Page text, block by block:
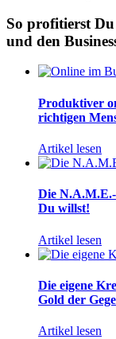
So profitierst
und den
Produktiver
richtigen
Artikel lesen
Die
Du willst!
Artikel lesen
Die eigene
Gold der
Artikel lesen